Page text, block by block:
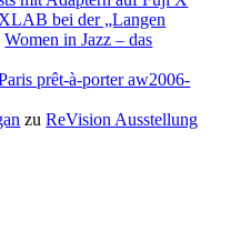
bei der „Langen
Women in Jazz – das
prêt-à-porter aw2006-
zuReVision Ausstellung